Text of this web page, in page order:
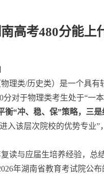
高考480分能
理类/历史类）是一个具
对于物理类考生处于“一
“冲、稳、保”策略，三
入该层次院校的优势专业
读与应届生培养经验，总
年湖南省教育考试院公